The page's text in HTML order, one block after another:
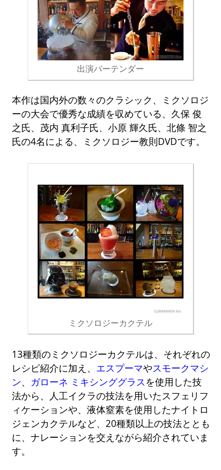
出演バーテンダー
本作は国内外の数々のクラシック、ミクソロジ
ーの大会で優秀な成績を収めている、久保 俊
之氏、茂内 真利子氏、小原 輝久氏、北條 智之
氏の4名による、ミクソロジー教則DVDです。
ミクソロジーカクテル
13種類のミクソロジーカクテルは、それぞれの
レシピ紹介に加え、 エスプーマやスモークマシ
ン、 ガローネ ミキシンググラス を使用した技
法から、人工イクラの技法を用いたスフェリフ
ィケーションや、液体窒素を使用したナイトロ
ジェンカクテルなど、20種類以上の技法ととも
に、ナレーションを交えながら紹介されていま
す。